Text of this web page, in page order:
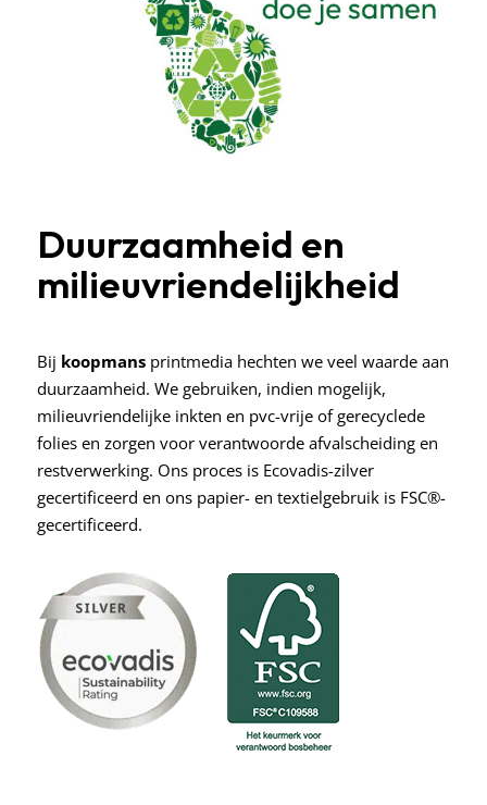
Duurzaamheid en
milieuvriendelijkheid
Bij koopmans printmedia hechten we veel waarde aan
duurzaamheid. We gebruiken, indien mogelijk,
milieuvriendelijke inkten en pvc-vrije of gerecyclede
folies en zorgen voor verantwoorde afvalscheiding en
restverwerking. Ons proces is Ecovadis-zilver
gecertificeerd en ons papier- en textielgebruik is FSC®-
gecertificeerd.